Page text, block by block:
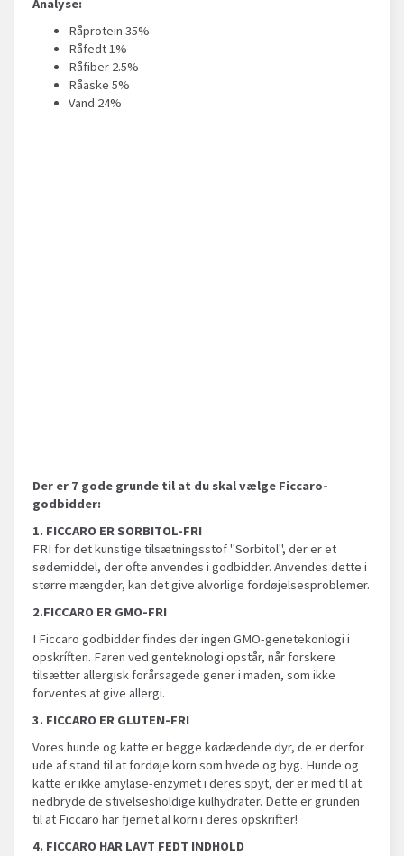
Analyse:
Råprotein 35%
Råfedt 1%
Råfiber 2.5%
Råaske 5%
Vand 24%
Der er 7 gode grunde til at du skal vælge Ficcaro-
godbidder:
1. FICCARO ER SORBITOL-FRI
FRI for det kunstige tilsætningsstof "Sorbitol", der er et
sødemiddel, der ofte anvendes i godbidder. Anvendes dette i
større mængder, kan det give alvorlige fordøjelsesproblemer.
2.FICCARO ER GMO-FRI
I Ficcaro godbidder findes der ingen GMO-genetekonlogi i
opskríften. Faren ved genteknologi opstår, når forskere
tilsætter allergisk forårsagede gener i maden, som ikke
forventes at give allergi.
3. FICCARO ER GLUTEN-FRI
Vores hunde og katte er begge kødædende dyr, de er derfor
ude af stand til at fordøje korn som hvede og byg. Hunde og
katte er ikke amylase-enzymet i deres spyt, der er med til at
nedbryde de stivelsesholdige kulhydrater. Dette er grunden
til at Ficcaro har fjernet al korn i deres opskrifter!
4. FICCARO HAR LAVT FEDT INDHOLD